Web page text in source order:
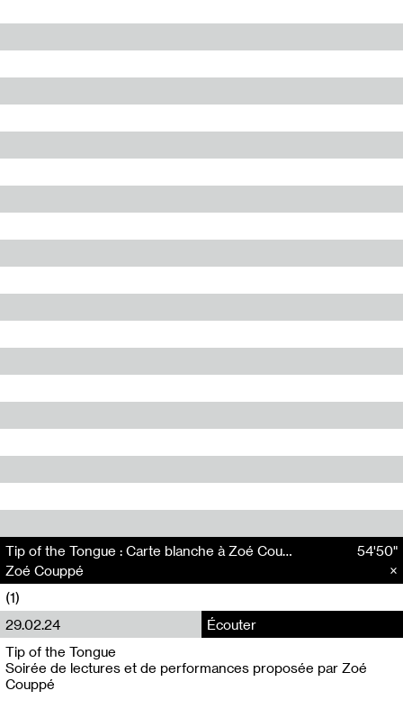
Tip of the Tongue : Carte blanche à Zoé Couppé (1/2)
Zoé Couppé
54'50"
(1)
29.02.24
Écouter
Tip of the Tongue
Soirée de lectures et de performances proposée par Zoé
Couppé